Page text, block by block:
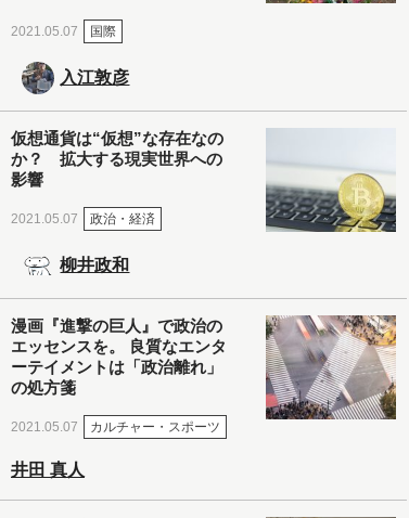
2021.05.07 国際
入江敦彦
仮想通貨は“仮想”な存在なの
か？ 拡大する現実世界への
影響
2021.05.07 政治・経済
柳井政和
漫画『進撃の巨人』で政治の
エッセンスを。 良質なエンタ
ーテイメントは「政治離れ」
の処方箋
2021.05.07 カルチャー・スポーツ
井田 真人